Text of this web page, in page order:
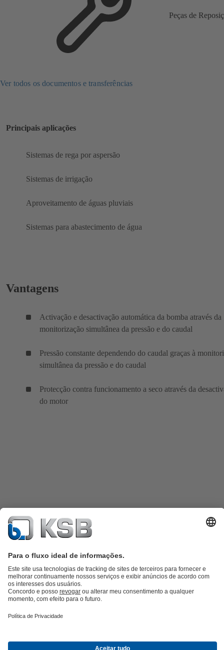
Peças de
Ver todos os documentos e transferências
Principais aplicações
Sistemas de rega por aspersão
Sistemas de irrigação
Aproveitamento de águas pluviais
Sistemas para abastecimento de água
Vantagens
Activação e desactivação automática da bomba através da
monitorização simultânea da pressão e do caudal
Pressão constante dependendo do caudal graças à
simultânea da pressão e do caudal
Protecção contra funcionamento a seco através da
do motor
Catálogo de produtosKSB SupremeServ: peças sobressalentes
SupremeServ: assistência premium para bombas e válvulas
Águas ResiduaisAbastecimento de Água
KSB Portugal • Venha Conhecer-nos melhorEventosInformações